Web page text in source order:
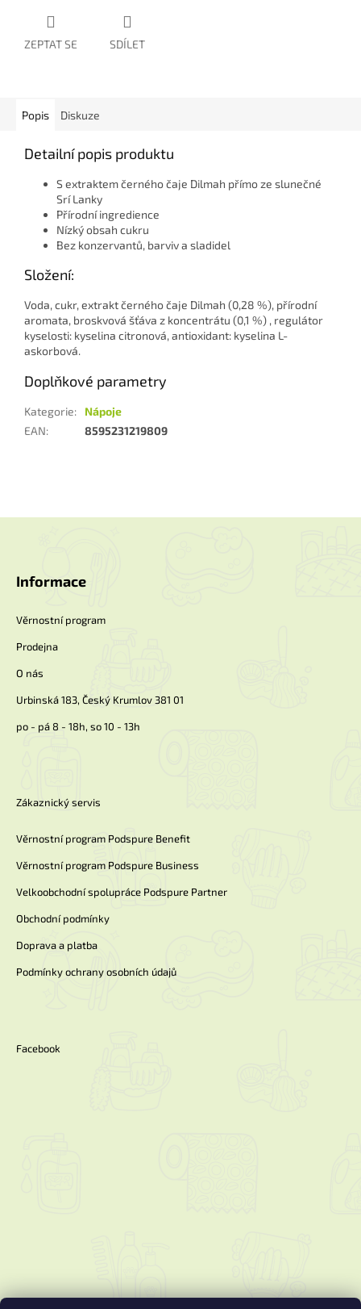
ZEPTAT SE SDÍLET
Popis Diskuze
Detailní popis produktu
S extraktem černého čaje Dilmah přímo ze slunečné
Srí Lanky
Přírodní ingredience
Nízký obsah cukru
Bez konzervantů, barviv a sladidel
Složení:
Voda, cukr, extrakt černého čaje Dilmah (0,28 %), přírodní
aromata, broskvová šťáva z koncentrátu (0,1 %) , regulátor
kyselosti: kyselina citronová, antioxidant: kyselina L-
askorbová.
Doplňkové parametry
Kategorie:
Nápoje
EAN: 8595231219809
Informace
Věrnostní program
Prodejna
O nás
Urbinská 183, Český Krumlov 381 01
po - pá 8 - 18h, so 10 - 13h
Zákaznický servis
Věrnostní program Podspure Benefit
Věrnostní program Podspure Business
Velkoobchodní spolupráce Podspure Partner
Obchodní podmínky
Doprava a platba
Podmínky ochrany osobních údajů
Facebook